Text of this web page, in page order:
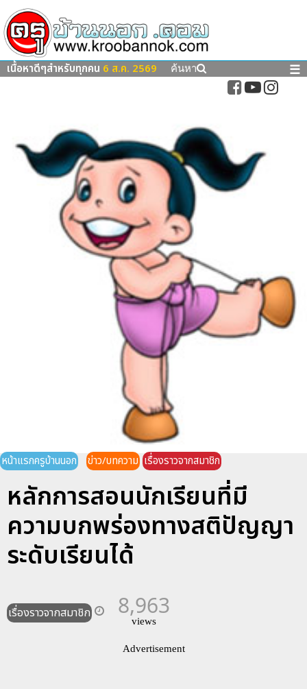
เนื้อหาดีๆสำหรับทุกคน 6 ส.ค. 2569 ค้นหา ☰
หน้าแรกครูบ้านนอก ข่าว/บทความ เรื่องราวจากสมาชิก
หลักการสอนนักเรียนที่มี
ความบกพร่องทางสติปัญญา
ระดับเรียนได้
เรื่องราวจากสมาชิก 8,963
views
Advertisement